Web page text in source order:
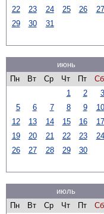
22
23 24 25 26 27
29
30 31
июнь
Пн
Вт Ср Чт Пт Сб
1
2 3
5
6 7 8 9 10
12
13 14 15 16 17
19
20 21 22 23 24
26
27 28 29 30
июль
Пн
Вт Ср Чт Пт Сб